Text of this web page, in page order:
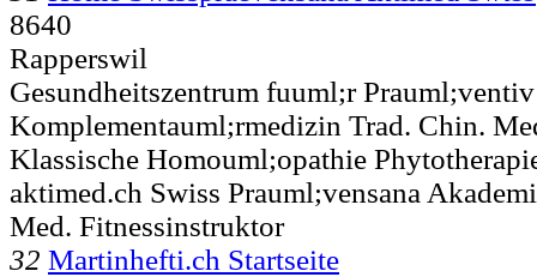
8640
Rapperswil
Gesundheitszentrum fuuml;r
Komplementauml;rmedizin Trad. Chin.
Klassische Homouml;opathie
aktimed.ch Swiss Prauml;vensana
Med. Fitnessinstruktor
32 Martinhefti.ch Startseite